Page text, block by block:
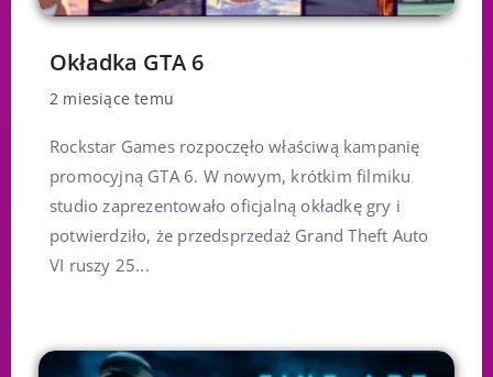
Okładka GTA 6
2 miesiące temu
Rockstar Games rozpoczęło właściwą kampanię
promocyjną GTA 6. W nowym, krótkim filmiku
studio zaprezentowało oficjalną okładkę gry i
potwierdziło, że przedsprzedaż Grand Theft Auto
VI ruszy 25...